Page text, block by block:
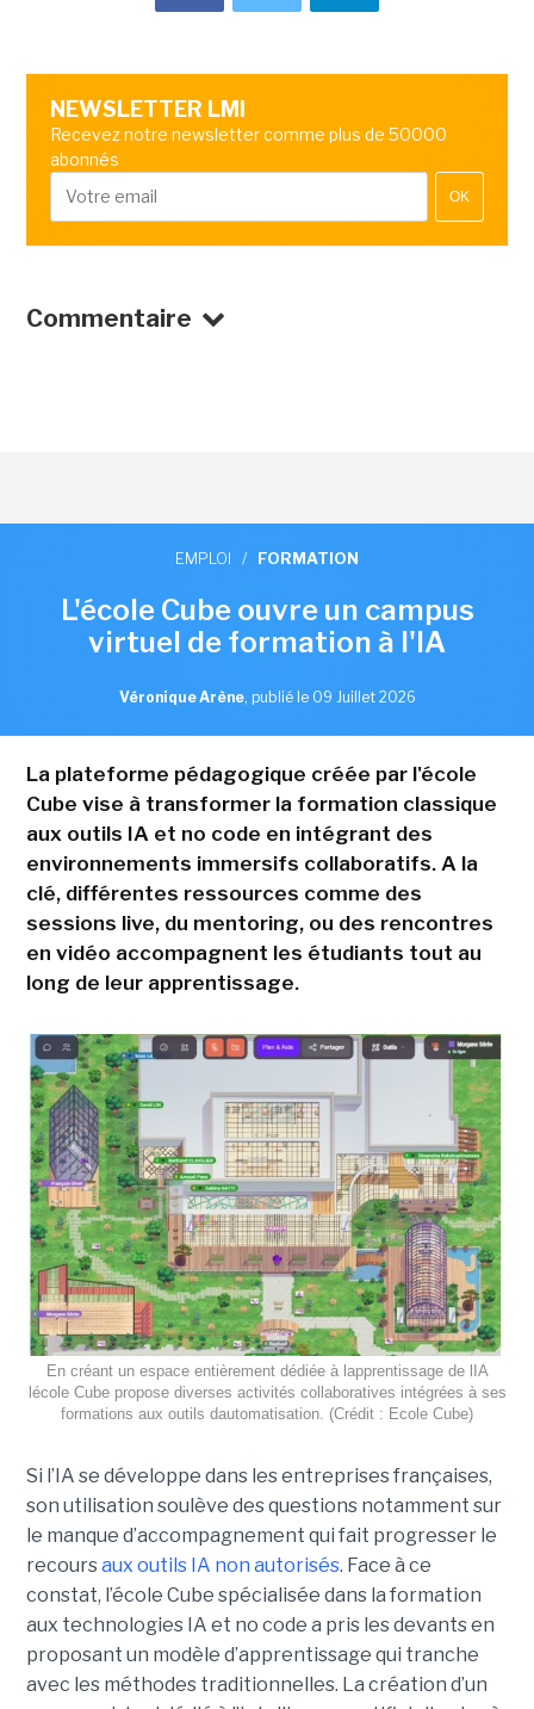
NEWSLETTER LMI
Recevez notre newsletter comme plus de 50000
abonnés
OK
Commentaire
EMPLOI / FORMATION
L'école Cube ouvre un campus
virtuel de formation à l'IA
Véronique Arène, publié le 09 Juillet 2026
La plateforme pédagogique créée par l'école
Cube vise à transformer la formation classique
aux outils IA et no code en intégrant des
environnements immersifs collaboratifs. A la
clé, différentes ressources comme des
sessions live, du mentoring, ou des rencontres
en vidéo accompagnent les étudiants tout au
long de leur apprentissage.
En créant un espace entièrement dédiée à lapprentissage de lIA
lécole Cube propose diverses activités collaboratives intégrées à ses
formations aux outils dautomatisation. (Crédit : Ecole Cube)
Si l’IA se développe dans les entreprises françaises,
son utilisation soulève des questions notamment sur
le manque d’accompagnement qui fait progresser le
recoursaux outils IA non autorisés. Face à ce
constat, l’école Cube spécialisée dans la formation
aux technologies IA et no code a pris les devants en
proposant un modèle d’apprentissage qui tranche
avec les méthodes traditionnelles. La création d’un